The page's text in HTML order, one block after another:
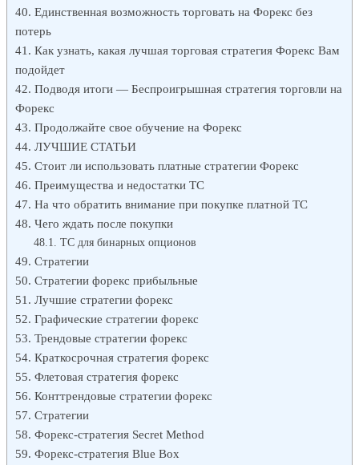
Единственная возможность торговать на Форекс без
потерь
Как узнать, какая лучшая торговая стратегия Форекс Вам
подойдет
Подводя итоги — Беспроигрышная стратегия торговли на
Форекс
Продолжайте свое обучение на Форекс
ЛУЧШИЕ СТАТЬИ
Стоит ли использовать платные стратегии Форекс
Преимущества и недостатки ТС
На что обратить внимание при покупке платной ТС
Чего ждать после покупки
ТС для бинарных опционов
Стратегии
Cтратегии форекс прибыльные
Лучшие стратегии форекс
Графические стратегии форекс
Трендовые стратегии форекс
Краткосрочная стратегия форекс
Флетовая стратегия форекс
Конттрендовые стратегии форекс
Стратегии
Форекс-стратегия Secret Method
Форекс-стратегия Blue Box